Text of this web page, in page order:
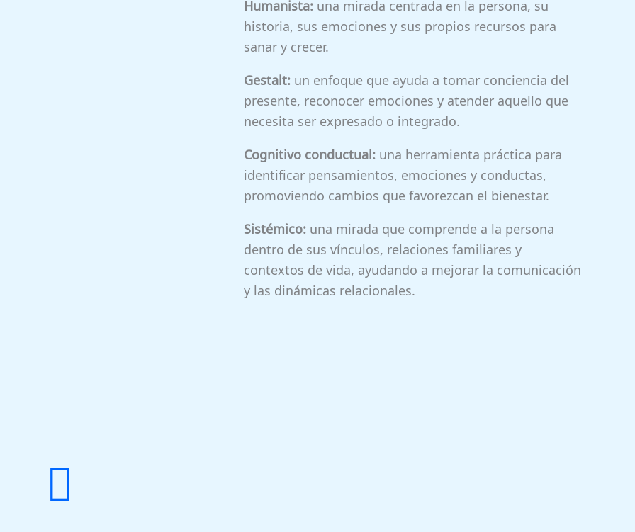
Humanista: una mirada centrada en la persona, su
historia, sus emociones y sus propios recursos para
sanar y crecer.
Gestalt: un enfoque que ayuda a tomar conciencia del
presente, reconocer emociones y atender aquello que
necesita ser expresado o integrado.
Cognitivo conductual: una herramienta práctica para
identificar pensamientos, emociones y conductas,
promoviendo cambios que favorezcan el bienestar.
Sistémico: una mirada que comprende a la persona
dentro de sus vínculos, relaciones familiares y
contextos de vida, ayudando a mejorar la comunicación
y las dinámicas relacionales.